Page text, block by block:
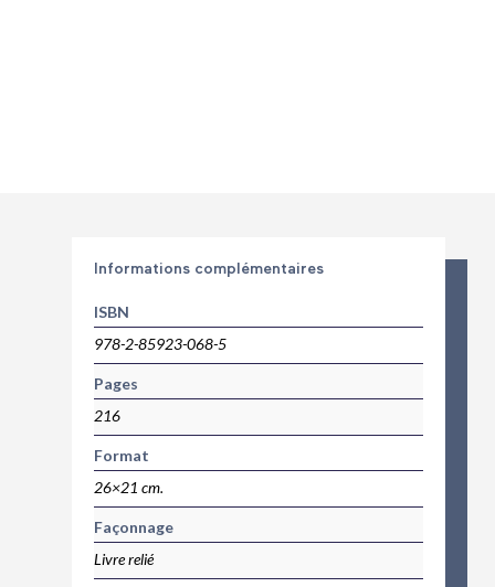
Informations complémentaires
ISBN
978-2-85923-068-5
Pages
216
Format
26×21 cm.
Façonnage
Livre relié